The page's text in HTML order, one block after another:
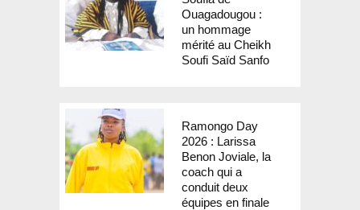
Ouagadougou :
un hommage
mérité au Cheikh
Soufi Saïd Sanfo
Ramongo Day
2026 : Larissa
Benon Joviale, la
coach qui a
conduit deux
équipes en finale